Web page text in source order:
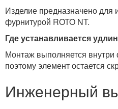
Изделие предназначено для
фурнитурой ROTO NT.
Где устанавливается
Монтаж выполняется внутри
поэтому элемент остается
Инженерный